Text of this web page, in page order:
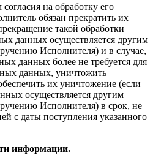
на обработку его
обязан прекратить их
такой обработки
данных осуществляется другим
Исполнителя) и в случае,
данных более не требуется для
данных, уничтожить
их уничтожение (если
осуществляется другим
Исполнителя) в срок, не
с даты поступления указанного
информации.